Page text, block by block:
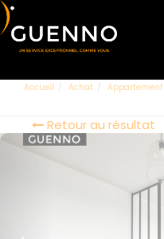
Accueil Achat Appartement
Retour au résultat